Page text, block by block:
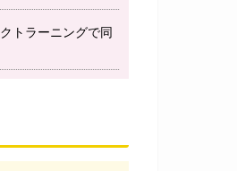
トラーニングで同